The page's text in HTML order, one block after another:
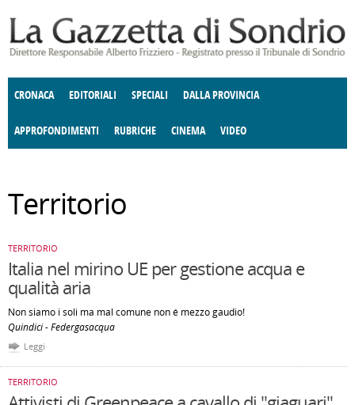
CRONACA EDITORIALI SPECIALI DALLA PROVINCIA
APPROFONDIMENTI
CULTURA E SPETTACOLI
RUBRICHE
DELLE IDEE FATTI DELLO SPIRITO
CINEMA VIDEO
Territorio
TERRITORIO
Italia nel mirino UE per gestione acqua e
qualità aria
Non siamo i soli ma mal comune non é mezzo gaudio!
Quindici - Federgasacqua
Leggi
TERRITORIO